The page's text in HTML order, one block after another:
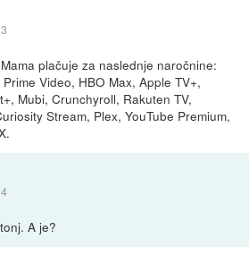
plačuje za naslednje naročnine:
Video, HBO Max, Apple TV+,
Mubi, Crunchyroll, Rakuten TV,
Stream, Plex, YouTube Premium,
A je?